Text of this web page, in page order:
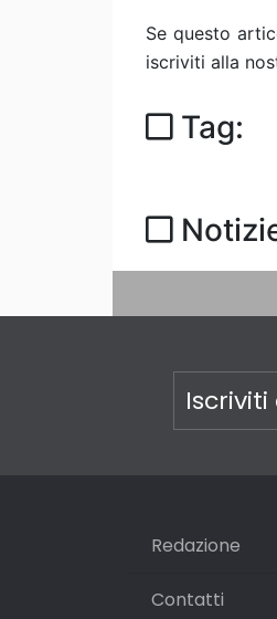
Se questo
iscriviti alla
Tag:
Redazione
Contatti